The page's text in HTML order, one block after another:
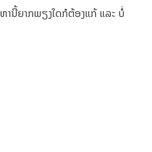
ານີ້ຍາກພຽງໃດກໍຕ້ອງແກ້ ແລະ ບໍ່